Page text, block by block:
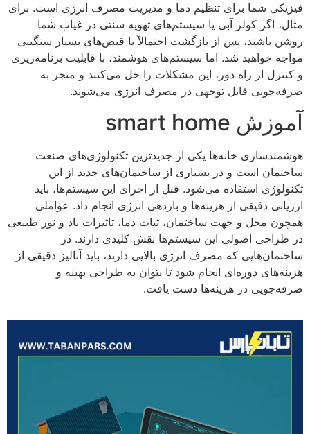
فیزیکی شما برای تنظیم دما و مدیریت مصرف انرژی است. برای
مثال، اگر کولر آبی یا سیستم‌های تهویه سنتی در غیاب شما
روشن باشند، پس از بازگشت احتمالاً با قبض‌های بسیار سنگینی
مواجه خواهید شد. اما سیستم‌های هوشمند، با قابلیت برنامه‌ریزی
و کنترل از راه دور، این مشکلات را حل می‌کنند و منجر به
صرفه‌جویی قابل توجهی در مصرف انرژی می‌شوند.
آموزش smart home
هوشمندسازی خانه‌ها یکی از جدیدترین تکنولوژی‌های صنعت
ساختمان است و در بسیاری از ساختمان‌های جدید از این
تکنولوژی استفاده می‌شود. قبل از اجرای این سیستم‌ها، باید
ارزیابی دقیقی از هزینه‌ها و بازدهی انرژی انجام داد. عواملی
همچون محل و جهت ساختمان، ثبات دما، تاثیرات باد و نور طبیعی
در طراحی اصولی این سیستم‌ها نقش کلیدی دارند. در
ساختمان‌هایی که مصرف انرژی بالایی دارند، باید آنالیز دقیقی از
هزینه‌های دوره‌ای انجام شود تا بتوان به طراحی بهینه و
صرفه‌جویی در هزینه‌ها دست یافت.